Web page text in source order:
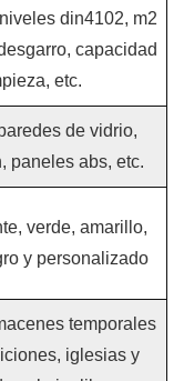
din4102, m2
capacidad
etc.
de vidrio,
paneles abs, etc.
verde, amarillo,
y personalizado
temporales
iglesias y